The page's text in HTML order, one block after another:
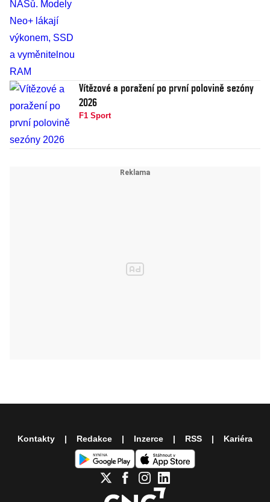
Vítězové a poražení po první polovině sezóny
2026
F1 Sport
Kontakty Redakce Inzerce RSS Kariéra